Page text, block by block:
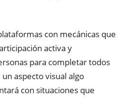
con mecánicas que
activa y
para completar todos
aspecto visual algo
con situaciones que